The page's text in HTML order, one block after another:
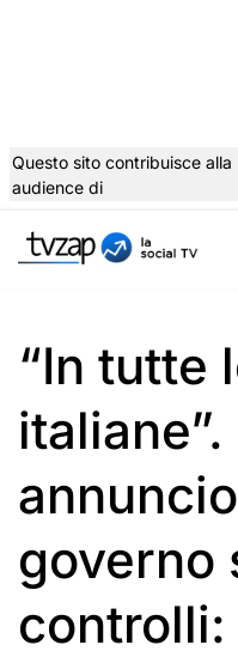
al
Questo sito contribuisce alla
audience di
“In tutte
governo
controlli: